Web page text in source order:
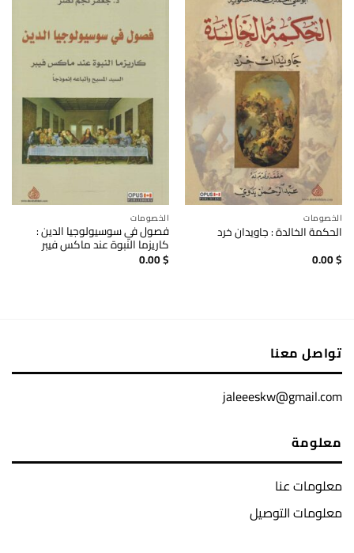
الخصومات
الحكمة الخالدة : جاويدان خرد
0.00$
الخصومات
فصول في سوسيولوجيا الدين :
كاريزما النبوة عند ماكس فيبر
0.00$
تواصل معنا
jaleeeskw@gmail.com
معلومة
معلومات عنا
معلومات التوصيل